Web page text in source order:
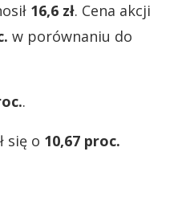
16,6 zł. Cena akcji
w porównaniu do
.
się o 10,67 proc.